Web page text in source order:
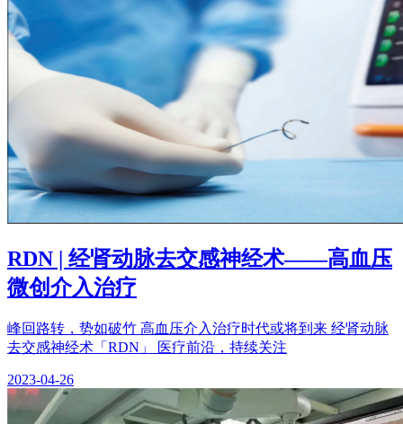
RDN | 经肾动脉去交感神经术——高血压
微创介入治疗
峰回路转，势如破竹 高血压介入治疗时代或将到来 经肾动脉
去交感神经术「RDN」 医疗前沿，持续关注
2023-04-26